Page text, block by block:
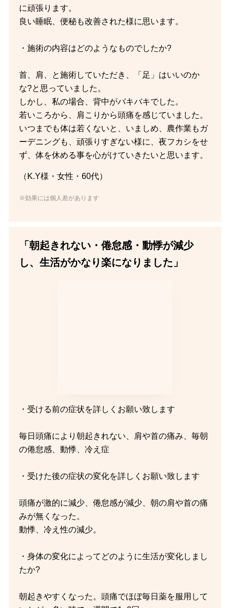
に頑張ります。
良い睡眠、便秘も改善された様に思います。
・施術の内容はどのようなものでしたか?
首、肩、と施術していただき、「足」はいいのか
な?と思っていました。
しかし、私の場合、背中がバキバキでした。
若いころから、肩こりから頭痛を感じていました。
いつまでも体は若くないと、いましめ、農作業もガ
ーデニングも、頑張りすぎない様に、夜フカシをせ
ず、体を休める事を心がけていきたいと思います。
（K.Y様・女性・60代）
※効果には個人差があります
「朝起きれない・倦怠感・動悸が減少
し、生活がかなり楽になりました」
・受ける前の症状を詳しくお願い致します
毎日頭痛により朝起きれない、肩や首の痛み、毎朝
の倦怠感、動悸、冷え症
・受けた後の症状の変化を詳しくお願い致します
頭痛が激的に減少、倦怠感が減少、朝の肩や首の痛
みが無くなった。
動悸、冷え性の減少。
・身体の変化によってどのように生活が変化しまし
たか?
朝起きやすくなった。頭痛でほぼ毎日薬を服用して